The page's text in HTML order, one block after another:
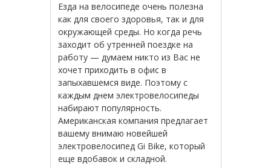
Езда на велосипеде очень полезна
как для своего здоровья, так и для
окружающей среды. Но когда речь
заходит об утренней поездке на
работу — думаем никто из Вас не
хочет приходить в офис в
запыхавшемся виде. Поэтому с
каждым днем электровелосипеды
набирают популярность.
Американская компания предлагает
вашему внимаю новейшей
электровелосипед Gi Bike, который
еще вдобавок и складной.